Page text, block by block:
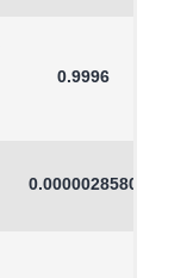
0.9996
0.0000028580